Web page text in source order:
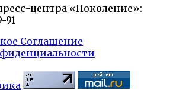
центра «Поколение»:
91
Соглашение